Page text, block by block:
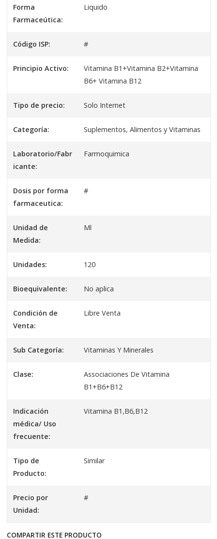
Forma
Farmaceútica:
Liquido
Código ISP: #
Principio Activo:
Vitamina B1+Vitamina B2+Vitamina
B6+ Vitamina B12
Tipo de precio: Solo Internet
Categoría: Suplementos, Alimentos y Vitaminas
Laboratorio/Fabr
icante:
Farmoquimica
Dosis por forma
farmaceutica:
#
Unidad de
Medida:
Ml
Unidades: 120
Bioequivalente: No aplica
Condición de
Venta:
Libre Venta
Sub Categoría: Vitaminas Y Minerales
Clase:
Associaciones De Vitamina
B1+B6+B12
Indicación
médica/ Uso
frecuente:
Vitamina B1,B6,B12
Tipo de
Producto:
Similar
Precio por
Unidad:
#
COMPARTIR ESTE PRODUCTO